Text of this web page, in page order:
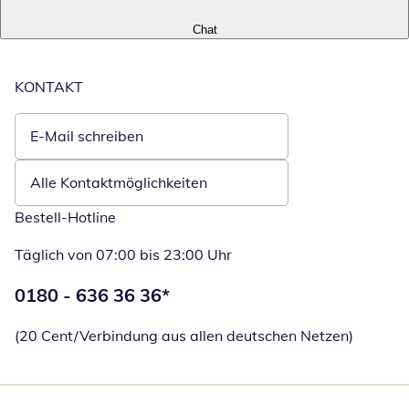
Chat
KONTAKT
E-Mail schreiben
Öffnet E-Mail-Client
Alle Kontaktmöglichkeiten
Bestell-Hotline
Täglich von 07:00 bis 23:00 Uhr
Telefonnummer:
0180 - 636 36 36*
(20 Cent/Verbindung aus allen deutschen Netzen)